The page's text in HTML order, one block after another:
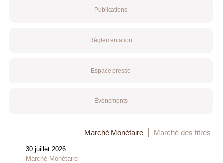
Publications
Réglementation
Espace presse
Evénements
Marché Monétaire Marché des titres
30 juillet 2026
Marché Monétaire